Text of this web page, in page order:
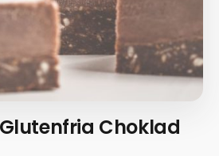
Choklad